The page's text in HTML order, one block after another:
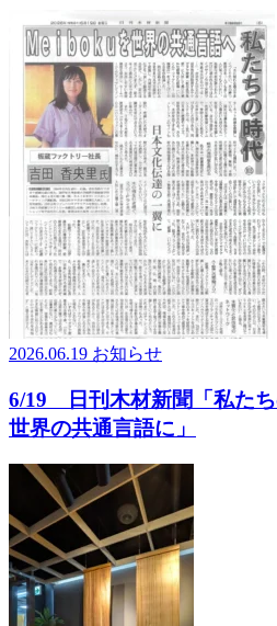
2026.06.19 お知らせ
6/19 日刊木材新聞「私た
世界の共通言語に」